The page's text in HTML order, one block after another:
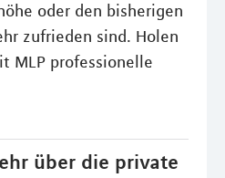
oder den bisherigen
zufrieden sind. Holen
MLP professionelle
über die private